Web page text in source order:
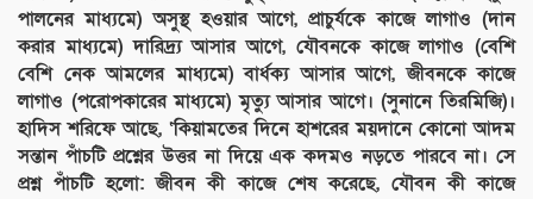
পালনের মাধ্যমে) অসুস্থ হওয়ার আগে, প্রাচুর্যকে কাজে লাগাও (দান
করার মাধ্যমে) দারিদ্র্য আসার আগে, যৌবনকে কাজে লাগাও (বেশি
বেশি নেক আমলের মাধ্যমে) বার্ধক্য আসার আগে, জীবনকে কাজে
লাগাও (পরোপকারের মাধ্যমে) মৃত্যু আসার আগে। (সুনানে তিরমিজি)।
হাদিস শরিফে আছে, ‘কিয়ামতের দিনে হাশরের ময়দানে কোনো আদম
সন্তান পাঁচটি প্রশ্নের উত্তর না দিয়ে এক কদমও নড়তে পারবে না। সে
প্রশ্ন পাঁচটি হলো: জীবন কী কাজে শেষ করেছে, যৌবন কী কাজে